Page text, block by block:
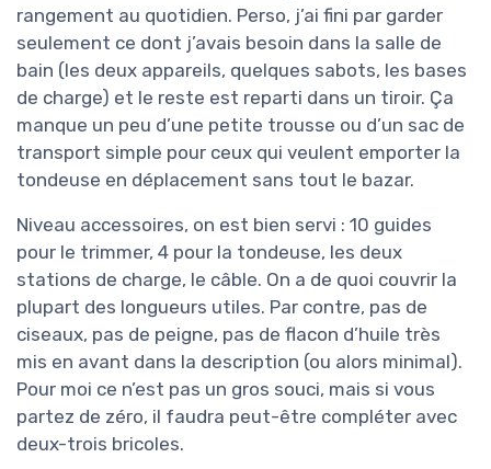
rangement au quotidien. Perso, j’ai fini par garder
seulement ce dont j’avais besoin dans la salle de
bain (les deux appareils, quelques sabots, les bases
de charge) et le reste est reparti dans un tiroir. Ça
manque un peu d’une petite trousse ou d’un sac de
transport simple pour ceux qui veulent emporter la
tondeuse en déplacement sans tout le bazar.
Niveau accessoires, on est bien servi : 10 guides
pour le trimmer, 4 pour la tondeuse, les deux
stations de charge, le câble. On a de quoi couvrir la
plupart des longueurs utiles. Par contre, pas de
ciseaux, pas de peigne, pas de flacon d’huile très
mis en avant dans la description (ou alors minimal).
Pour moi ce n’est pas un gros souci, mais si vous
partez de zéro, il faudra peut-être compléter avec
deux-trois bricoles.